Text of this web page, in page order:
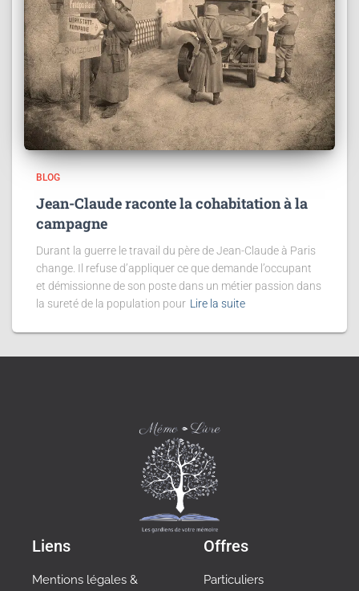
BLOG
Jean-Claude raconte la cohabitation à la
campagne
Durant la guerre le travail du père de Jean-Claude à Paris
change. Il refuse d’appliquer ce que demande l’occupant
et démissionne de son poste dans un métier passion dans
la sureté de la population pour Lire la suite
Liens
Mentions légales &
Offres
Particuliers